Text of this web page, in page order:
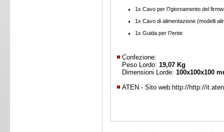
1x Cavo per l?giornamento del
1x Cavo di alimentazione (modelli
1x Guida per l?ente
Confezione:
Peso Lordo: 19,07 Kg
Dimensioni Lorde: 100x100x100
ATEN - Sito web:http://http://